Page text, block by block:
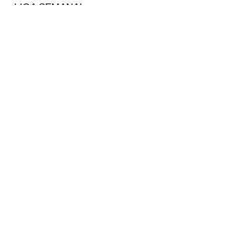
LIGA SEMANAL